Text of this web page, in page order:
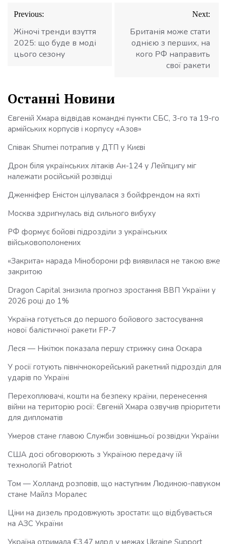
Навігація
записів
Previous:
Жіночі тренди взуття
2025: що буде в моді
цього сезону
Next:
Британія може стати
однією з перших, на
кого РФ направить
свої ракети
Останні Новини
Євгеній Хмара відвідав командні пункти СБС, 3-го та 19-го
армійських корпусів і корпусу «Азов»
Співак Shumei потрапив у ДТП у Києві
Дрон біля українських літаків Ан-124 у Лейпцигу міг
належати російській розвідці
Дженніфер Еністон цілувалася з бойфрендом на яхті
Москва здригнулась від сильного вибуху
РФ формує бойові підрозділи з українських
військовополонених
«Закрита» нарада Міноборони рф виявилася не такою вже
закритою
Dragon Capital знизила прогноз зростання ВВП України у
2026 році до 1%
Україна готується до першого бойового застосування
нової балістичної ракети FP-7
Леся — Нікітюк показала першу стрижку сина Оскара
У росії готують північнокорейський ракетний підрозділ для
ударів по Україні
Перехоплювачі, кошти на безпеку країни, перенесення
війни на територію росії: Євгеній Хмара озвучив пріоритети
для дипломатів
Умеров стане главою Служби зовнішньої розвідки України
США досі обговорюють з Україною передачу їй
технологій Patriot
Том — Холланд розповів, що наступним Людиною-павуком
стане Майлз Моралес
Ціни на дизель продовжують зростати: що відбувається
на АЗС України
Україна отримала €3,47 млрд у межах Ukraine Support